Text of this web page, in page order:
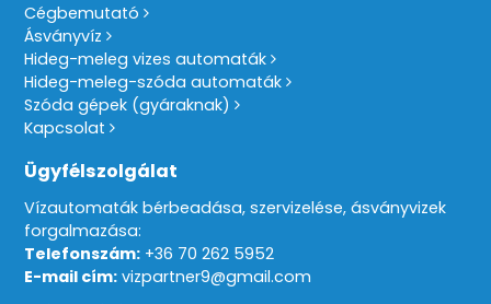
Cégbemutató
Ásványvíz
Hideg-meleg vizes automaták
Hideg-meleg-szóda automaták
Szóda gépek (gyáraknak)
Kapcsolat
Ügyfélszolgálat
Vízautomaták bérbeadása, szervizelése, ásványvizek
forgalmazása:
Telefonszám:+36 70 262 5952
E-mail cím:vizpartner9@gmail.com